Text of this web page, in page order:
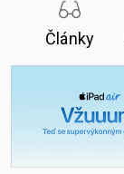
Články